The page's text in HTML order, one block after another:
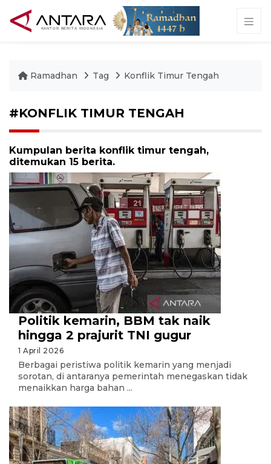
Ramadhan Tag Konflik Timur Tengah
#KONFLIK TIMUR TENGAH
Kumpulan berita konflik timur tengah,
ditemukan 15 berita.
Politik kemarin, BBM tak naik
hingga 2 prajurit TNI gugur
1 April 2026
Berbagai peristiwa politik kemarin yang menjadi
sorotan, di antaranya pemerintah menegaskan tidak
menaikkan harga bahan ...